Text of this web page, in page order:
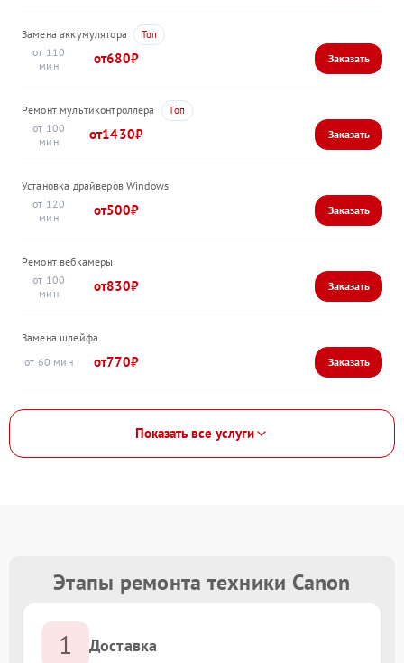
Замена аккумулятора
110
680
Ремонт мультиконтроллера
100
1430
Установка драйверов Windows
120
500
Ремонт вебкамеры
100
830
Замена шлейфа
60
770
Показать все услуги
Этапы ремонта техники Canon
1 Доставка